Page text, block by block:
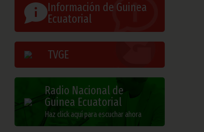
Información de Guinea
Ecuatorial
TVGE
Radio Nacional de
Guinea Ecuatorial
Haz click aquí para escuchar ahora